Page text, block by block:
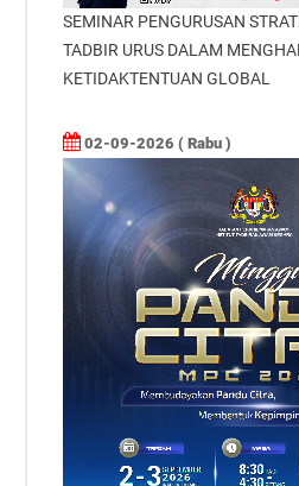
SEMINAR PENGURUSAN
TADBIR URUS DALAM
KETIDAKTENTUAN GLOBAL
02-09-2026 ( Rabu )